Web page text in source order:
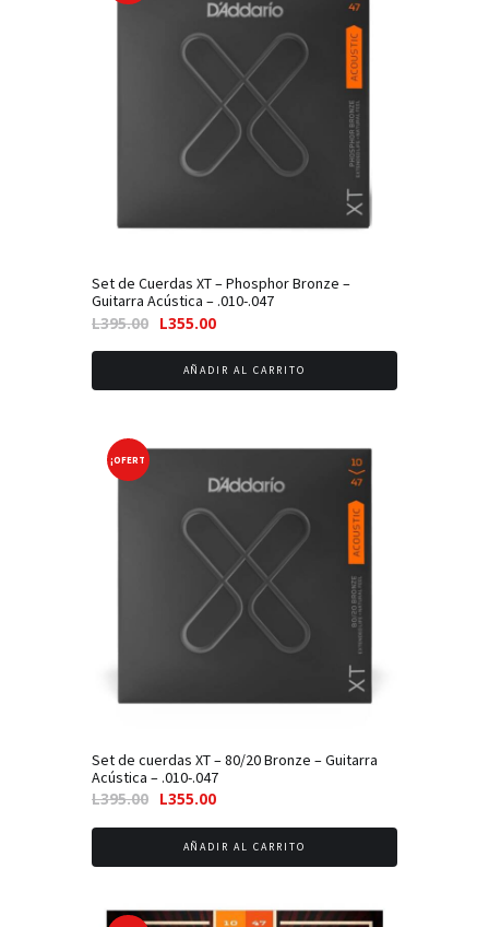
Set de Cuerdas XT – Phosphor Bronze –
Guitarra Acústica – .010-.047
L395.00 El
original
era:
L355.00El
actual
es:
AÑADIR AL CARRITO
¡OFERT
Set de cuerdas XT – 80/20 Bronze – Guitarra
Acústica – .010-.047
L395.00 El
original
era:
L355.00El
actual
es:
AÑADIR AL CARRITO